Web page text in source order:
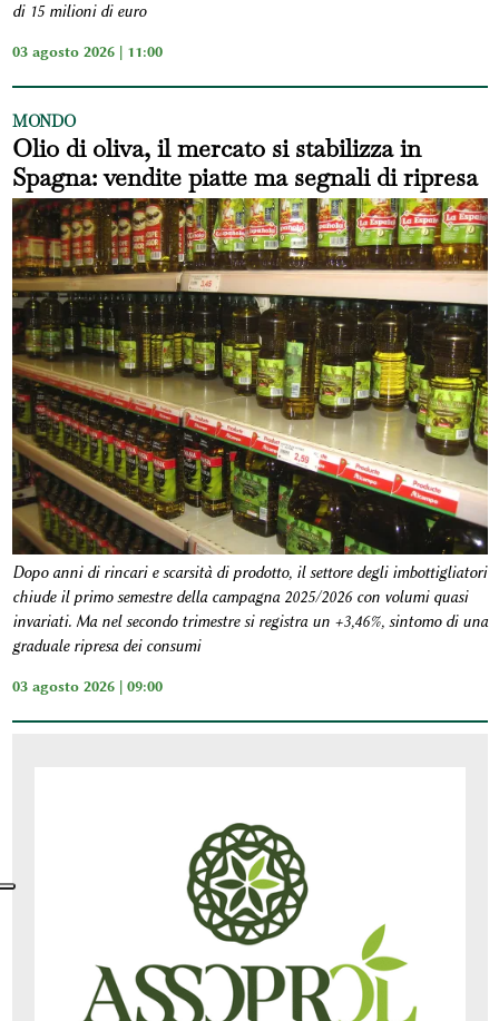
di 15 milioni di euro
03 agosto 2026 | 11:00
MONDO
Olio di oliva, il mercato si stabilizza in
Spagna: vendite piatte ma segnali di ripresa
Dopo anni di rincari e scarsità di prodotto, il settore degli imbottigliatori
chiude il primo semestre della campagna 2025/2026 con volumi quasi
invariati. Ma nel secondo trimestre si registra un +3,46%, sintomo di una
graduale ripresa dei consumi
03 agosto 2026 | 09:00